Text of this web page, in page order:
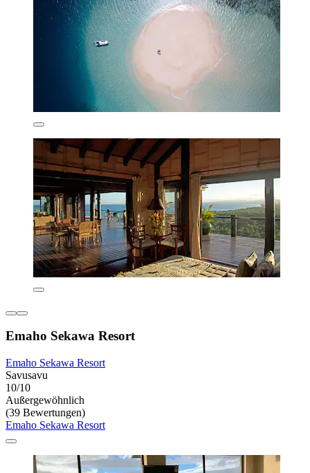
Emaho Sekawa Resort
Emaho Sekawa Resort
Savusavu
10/10
Außergewöhnlich
(39 Bewertungen)
Emaho Sekawa Resort